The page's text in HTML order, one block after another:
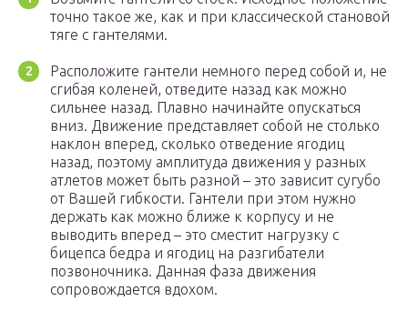
точно такое же, как и при классической становой
тяге с гантелями.
Расположите гантели немного перед собой и, не
сгибая коленей, отведите назад как можно
сильнее назад. Плавно начинайте опускаться
вниз. Движение представляет собой не столько
наклон вперед, сколько отведение ягодиц
назад, поэтому амплитуда движения у разных
атлетов может быть разной – это зависит сугубо
от Вашей гибкости. Гантели при этом нужно
держать как можно ближе к корпусу и не
выводить вперед – это сместит нагрузку с
бицепса бедра и ягодиц на разгибатели
позвоночника. Данная фаза движения
сопровождается вдохом.